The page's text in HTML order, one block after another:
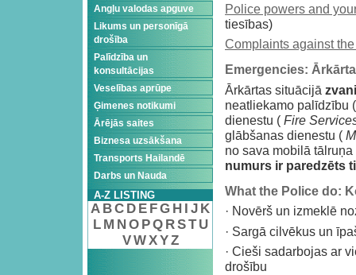
Angļu valodas apguve
Likums un personīgā
drošība
Palīdzība un
konsultācijas
Veselības aprūpe
Ģimenes notikumi
Ārējās saites
Biznesa uzsākšana
Transports Hailandē
Darbs un Nauda
A-Z LISTING
A BC D E FG H I J K
L M N O PQ RST U
VWXYZ
Police powers and
tiesības)
Complaints against
Emergencies:
Ārkārtas situācijā
neatliekamo palīdzību
dienestu ( Fire
glābšanas dienestu (
no sava mobilā
numurs ir paredzēts
What the Police do:
· Novērš un izmeklē
· Sargā cilvēkus un
· Cieši sadarbojas ar
drošību